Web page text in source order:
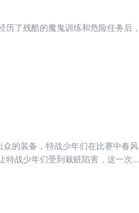
了残酷的魔鬼训练和危险任务后，
的装备，特战少年们在比赛中春风
战少年们受到栽赃陷害，这一次他